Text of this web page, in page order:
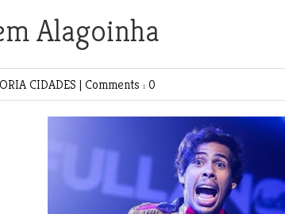
Alagoinha
CIDADES | Comments : 0